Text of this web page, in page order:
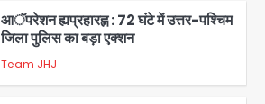
आॅपरेशन ह्यप्रहारह्ण : 72 घंटे में उत्तर-पश्चिम
जिला पुलिस का बड़ा एक्शन
Team JHJ